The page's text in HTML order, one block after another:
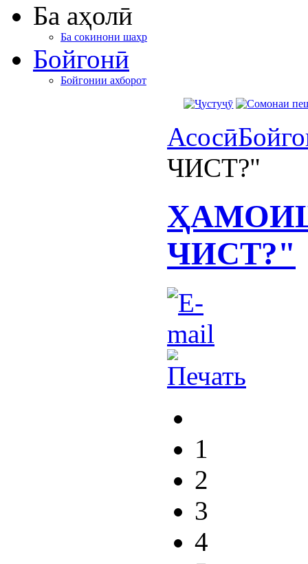
Ба аҳолӣ
Ба сокинони шаҳр
Бойгонӣ
Бойгонии ахборот
Асосӣ
ЧИСТ?"
ЧИСТ?"
1
2
3
4